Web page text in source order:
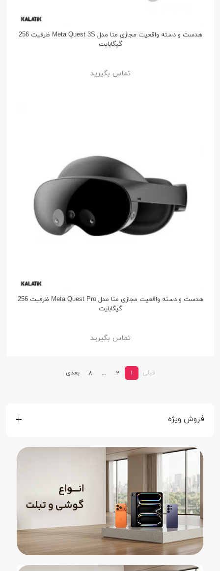
هدست و دسته واقعیت مجازی متا مدل Meta Quest 3S ظرفیت 256
گیگابایت
تماس بگیرید
هدست و دسته واقعیت مجازی متا مدل Meta Quest Pro ظرفیت 256
گیگابایت
تماس بگیرید
قبلی 1
2
...
8 بعدی
فروش ویژه